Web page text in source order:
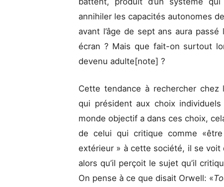
annihiler les capacités autonomes
avant l’âge de sept ans aura passé
écran ? Mais que fait-on surtout
devenu adulte[note] ?
Cette tendance à rechercher chez
qui président aux choix
monde objectif a dans ces choix,
de celui qui critique comme
extérieur » à cette société, il se
alors qu’il perçoit le sujet qu’il
On pense à ce que disait Orwell: «